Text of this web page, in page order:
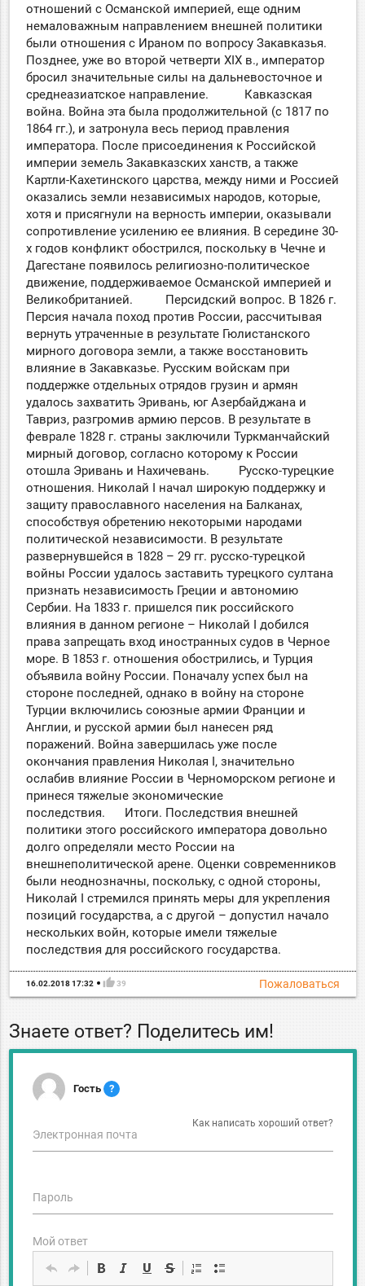
отношений с Османской империей, еще одним
немаловажным направлением внешней политики
были отношения с Ираном по вопросу Закавказья.
Позднее, уже во второй четверти XIX в., император
бросил значительные силы на дальневосточное и
среднеазиатское направление. Кавказская
война. Война эта была продолжительной (с 1817 по
1864 гг.), и затронула весь период правления
императора. После присоединения к Российской
империи земель Закавказских ханств, а также
Картли-Кахетинского царства, между ними и Россией
оказались земли независимых народов, которые,
хотя и присягнули на верность империи, оказывали
сопротивление усилению ее влияния. В середине 30-
х годов конфликт обострился, поскольку в Чечне и
Дагестане появилось религиозно-политическое
движение, поддерживаемое Османской империей и
Великобританией. Персидский вопрос. В 1826 г.
Персия начала поход против России, рассчитывая
вернуть утраченные в результате Гюлистанского
мирного договора земли, а также восстановить
влияние в Закавказье. Русским войскам при
поддержке отдельных отрядов грузин и армян
удалось захватить Эривань, юг Азербайджана и
Тавриз, разгромив армию персов. В результате в
феврале 1828 г. страны заключили Туркманчайский
мирный договор, согласно которому к России
отошла Эривань и Нахичевань. Русско-турецкие
отношения. Николай I начал широкую поддержку и
защиту православного населения на Балканах,
способствуя обретению некоторыми народами
политической независимости. В результате
развернувшейся в 1828 – 29 гг. русско-турецкой
войны России удалось заставить турецкого султана
признать независимость Греции и автономию
Сербии. На 1833 г. пришелся пик российского
влияния в данном регионе – Николай I добился
права запрещать вход иностранных судов в Черное
море. В 1853 г. отношения обострились, и Турция
объявила войну России. Поначалу успех был на
стороне последней, однако в войну на стороне
Турции включились союзные армии Франции и
Англии, и русской армии был нанесен ряд
поражений. Война завершилась уже после
окончания правления Николая I, значительно
ослабив влияние России в Черноморском регионе и
принеся тяжелые экономические
последствия. Итоги. Последствия внешней
политики этого российского императора довольно
долго определяли место России на
внешнеполитической арене. Оценки современников
были неоднозначны, поскольку, с одной стороны,
Николай I стремился принять меры для укрепления
позиций государства, а с другой – допустил начало
нескольких войн, которые имели тяжелые
последствия для российского государства.
Пожаловаться
16.02.2018 17:32 thumb_up 39
Знаете ответ? Поделитесь им!
Гость ?
Как написать хороший ответ?
Электронная почта
Пароль
Мой ответ